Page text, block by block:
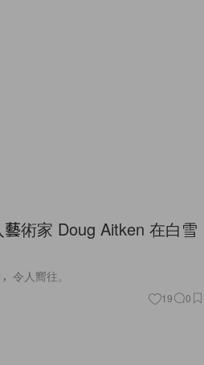
術家 Doug Aitken 在白雪
令人嚮往。
19 0